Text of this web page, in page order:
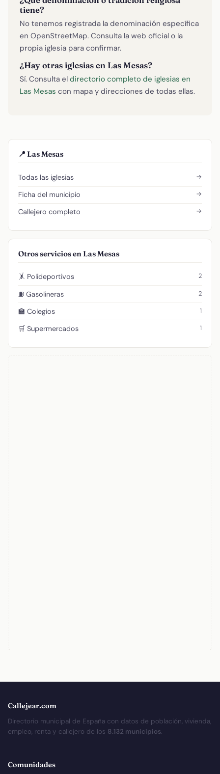
tiene?
No tenemos registrada la denominación específica
en OpenStreetMap. Consulta la web oficial o la
propia iglesia para confirmar.
¿Hay otras iglesias en Las Mesas?
Sí. Consulta el directorio completo de iglesias en
Las Mesas con mapa y direcciones de todas ellas.
📍 Las Mesas
Todas las iglesias →
Ficha del municipio →
Callejero completo →
Otros servicios en Las Mesas
🤸 Polideportivos 2
⛽ Gasolineras 2
🏫 Colegios 1
🛒 Supermercados 1
Callejear.com
Directorio municipal de España con datos de población, vivienda,
empleo, renta y callejero de los 8.132 municipios.
Comunidades